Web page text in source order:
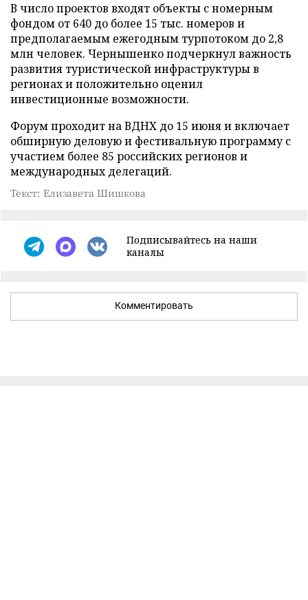
В число проектов входят объекты с номерным
фондом от 640 до более 15 тыс. номеров и
предполагаемым ежегодным турпотоком до 2,8
млн человек. Чернышенко подчеркнул важность
развития туристической инфраструктуры в
регионах и положительно оценил
инвестиционные возможности.
Форум проходит на ВДНХ до 15 июня и включает
обширную деловую и фестивальную программу с
участием более 85 российских регионов и
международных делегаций.
Текст: Елизавета Шишкова
Подписывайтесь на наши
каналы
Комментировать